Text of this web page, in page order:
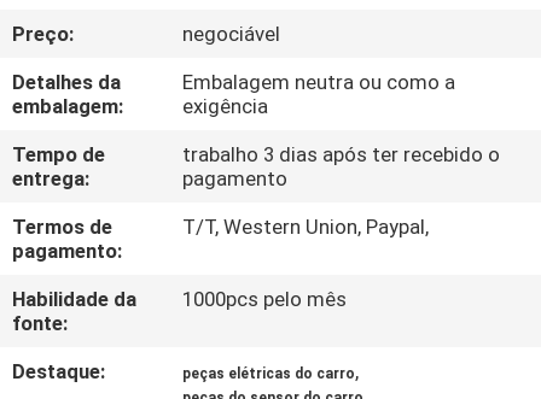
CONTROLE
DA
QUALIDADE
ENTRE
EM
CONTATO
CONOSCO
Preço:
negociável
Detalhes da
embalagem:
Embalagem neutra ou como a
exigência
Tempo de
entrega:
trabalho 3 dias após ter recebido o
pagamento
Termos de
pagamento:
T/T, Western Union, Paypal,
Habilidade da
fonte:
1000pcs pelo mês
Destaque: peças elétricas do carro,